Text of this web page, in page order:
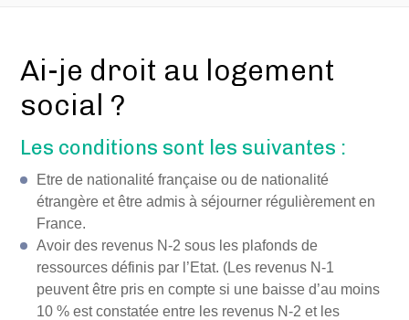
Ai-je droit au logement
social ?
Les conditions sont les suivantes :
Etre de nationalité française ou de nationalité
étrangère et être admis à séjourner régulièrement en
France.
Avoir des revenus N-2 sous les plafonds de
ressources définis par l’Etat. (Les revenus N-1
peuvent être pris en compte si une baisse d’au moins
10 % est constatée entre les revenus N-2 et les